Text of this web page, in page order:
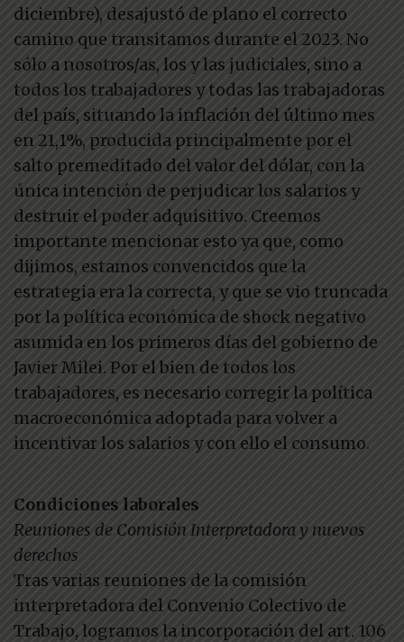
diciembre), desajustó de plano el correcto
camino que transitamos durante el 2023. No
sólo a nosotros/as, los y las judiciales, sino a
todos los trabajadores y todas las trabajadoras
del país, situando la inflación del último mes
en 21,1%, producida principalmente por el
salto premeditado del valor del dólar, con la
única intención de perjudicar los salarios y
destruir el poder adquisitivo. Creemos
importante mencionar esto ya que, como
dijimos, estamos convencidos que la
estrategia era la correcta, y que se vio truncada
por la política económica de shock negativo
asumida en los primeros días del gobierno de
Javier Milei. Por el bien de todos los
trabajadores, es necesario corregir la política
macroeconómica adoptada para volver a
incentivar los salarios y con ello el consumo.
Condiciones laborales
Reuniones de Comisión Interpretadora y nuevos
derechos
Tras varias reuniones de la comisión
interpretadora del Convenio Colectivo de
Trabajo, logramos la incorporación del art. 106